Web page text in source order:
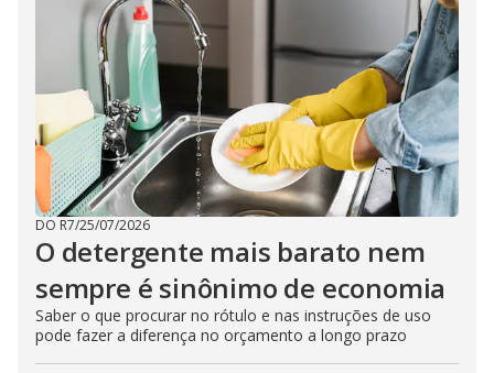
DO R7/25/07/2026
O detergente mais barato nem
sempre é sinônimo de economia
Saber o que procurar no rótulo e nas instruções de uso
pode fazer a diferença no orçamento a longo prazo